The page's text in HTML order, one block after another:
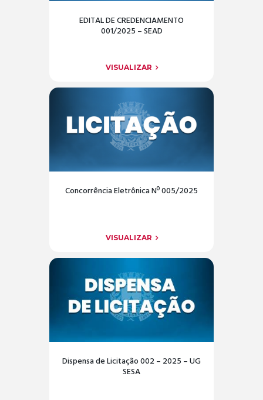
EDITAL DE CREDENCIAMENTO
001/2025 – SEAD
VISUALIZAR
Concorrência Eletrônica Nº 005/2025
VISUALIZAR
Dispensa de Licitação 002 – 2025 – UG
SESA